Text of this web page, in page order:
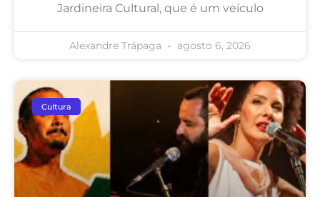
Jardineira Cultural, que é um veículo
Alexandre Trápaga agosto 6, 2026
Cultura